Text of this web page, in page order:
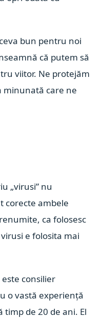
bun pentru noi
că putem să
viitor. Ne protejăm
minunată care ne
„virusi” nu
corecte ambele
ca folosesc
e folosita mai
este consilier
o vastă experiență
de 20 de ani. El